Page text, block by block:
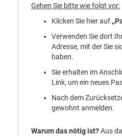
Gehen Sie bitte wie folgt vor:
Klicken Sie hier auf
Verwenden Sie dort
Adresse, mit der Sie
haben.
Sie erhalten im
Link, um ein neues
Nach dem
gewohnt anmelden.
Warum das nötig ist?Aus